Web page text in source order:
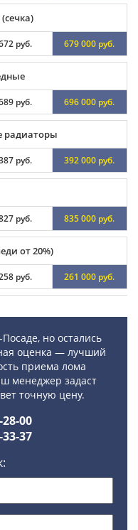
руб. 679 000 руб.
руб. 696 000 руб.
руб. 392 000 руб.
руб. 835 000 руб.
от 20%)
руб. 261 000 руб.
но остались
оценка — лучший
приема лома
менеджер задаст
точную цену.
28-00
33-37